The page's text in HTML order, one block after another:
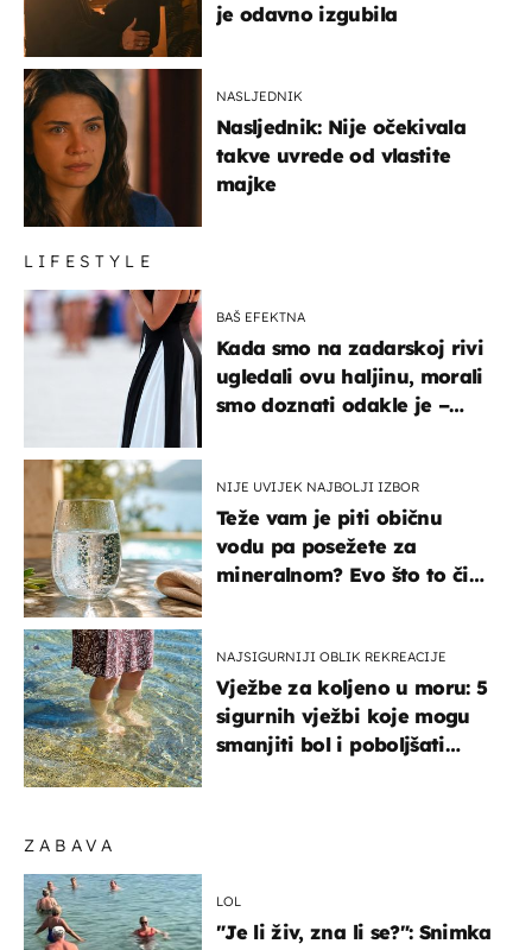
ZABAVA
LOL
"Je li živ, zna li se?": Snimka
je odavno izgubila
NASLJEDNIK
Nasljednik: Nije očekivala
takve uvrede od vlastite
majke
LIFESTYLE
BAŠ EFEKTNA
Kada smo na zadarskoj rivi
ugledali ovu haljinu, morali
smo doznati odakle je –
NIJE UVIJEK NAJBOLJI IZBOR
Teže vam je piti običnu
vodu pa posežete za
mineralnom? Evo što to čini
NAJSIGURNIJI OBLIK REKREACIJE
Vježbe za koljeno u moru: 5
sigurnih vježbi koje mogu
smanjiti bol i poboljšati